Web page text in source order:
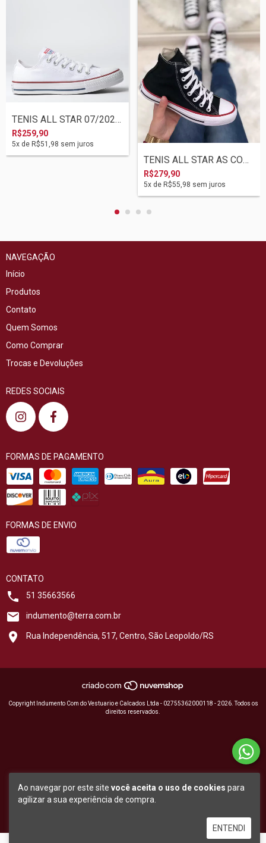
Ao navegar por este site você aceita o uso de cookies para
agilizar a sua experiência de compra.
ENTENDI
TENIS ALL STAR 07/2023 CT00010001 BRANCO
R$259,90
5x de R$51,98 sem juros
TENIS ALL STAR AS CORE HI 03/2023 CT0004...
R$279,90
5x de R$55,98 sem juros
NAVEGAÇÃO
Início
Produtos
Contato
Quem Somos
Como Comprar
Trocas e Devoluções
REDES SOCIAIS
FORMAS DE PAGAMENTO
FORMAS DE ENVIO
CONTATO
51 35663566
indumento@terra.com.br
Rua Independência, 517, Centro, São Leopoldo/RS
Copyright Indumento Com do Vestuario e Calcados Ltda - 02755362000118 - 2026. Todos os
direitos reservados.